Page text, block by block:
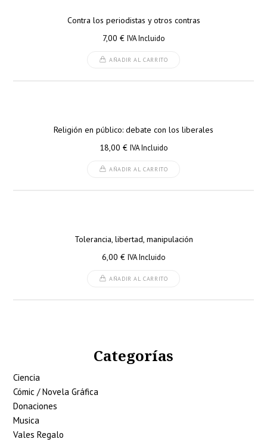
Contra los periodistas y otros contras
7,00 € IVA Incluido
AÑADIR AL CARRITO
Religión en público: debate con los liberales
18,00 € IVA Incluido
AÑADIR AL CARRITO
Tolerancia, libertad, manipulación
6,00 € IVA Incluido
AÑADIR AL CARRITO
Categorías
Ciencia
Cómic / Novela Gráfica
Donaciones
Musica
Vales Regalo